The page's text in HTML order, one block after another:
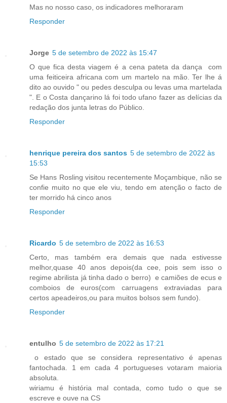
Mas no nosso caso, os indicadores melhoraram
Responder
Jorge 5 de setembro de 2022 às 15:47
O que fica desta viagem é a cena pateta da dança com
uma feiticeira africana com um martelo na mão. Ter lhe á
dito ao ouvido " ou pedes desculpa ou levas uma martelada
". E o Costa dançarino lá foi todo ufano fazer as delícias da
redação dos junta letras do Público.
Responder
henrique pereira dos santos 5 de setembro de 2022 às
15:53
Se Hans Rosling visitou recentemente Moçambique, não se
confie muito no que ele viu, tendo em atenção o facto de
ter morrido há cinco anos
Responder
Ricardo 5 de setembro de 2022 às 16:53
Certo, mas também era demais que nada estivesse
melhor,quase 40 anos depois(da cee, pois sem isso o
regime abrilista já tinha dado o berro) e camiões de ecus e
comboios de euros(com carruagens extraviadas para
certos apeadeiros,ou para muitos bolsos sem fundo).
Responder
entulho 5 de setembro de 2022 às 17:21
o estado que se considera representativo é apenas
fantochada. 1 em cada 4 portugueses votaram maioria
absoluta.
wiriamu é história mal contada, como tudo o que se
escreve e ouve na CS